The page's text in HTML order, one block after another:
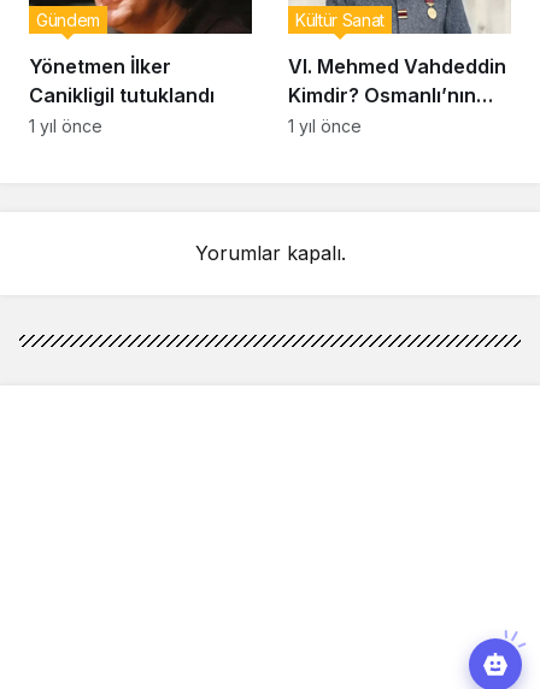
Yönetmen İlker
Canikligil tutuklandı
Gündem
1 yıl önce
VI. Mehmed Vahdeddin
Kimdir? Osmanlı’nın
Son Padişahı ve
Kültür Sanat
1 yıl önce
Yorumlar kapalı.